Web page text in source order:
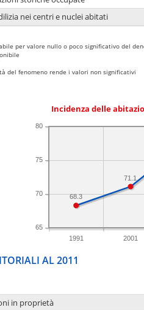
nei centri e nuclei abitati
per valore nullo o poco significativo del
del fenomeno rende i valori non significativi
Incidenza delle
1991 2001
65
70
75
80
71.1
68.3
AL 2011
in proprietà